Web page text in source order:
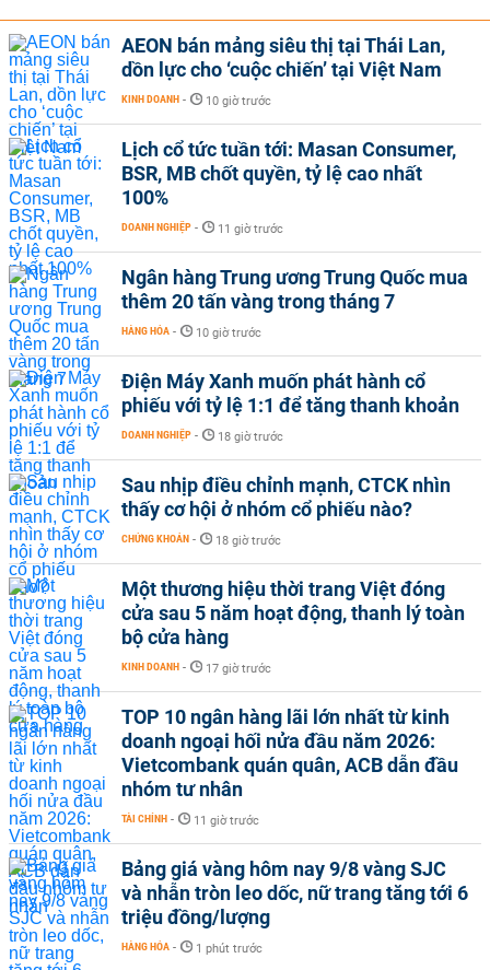
AEON bán mảng siêu thị tại Thái Lan,
dồn lực cho ‘cuộc chiến’ tại Việt Nam
KINH DOANH - 10 giờ trước
Lịch cổ tức tuần tới: Masan Consumer,
BSR, MB chốt quyền, tỷ lệ cao nhất
100%
DOANH NGHIỆP - 11 giờ trước
Ngân hàng Trung ương Trung Quốc mua
thêm 20 tấn vàng trong tháng 7
HÀNG HÓA - 10 giờ trước
Điện Máy Xanh muốn phát hành cổ
phiếu với tỷ lệ 1:1 để tăng thanh khoản
DOANH NGHIỆP - 18 giờ trước
Sau nhịp điều chỉnh mạnh, CTCK nhìn
thấy cơ hội ở nhóm cổ phiếu nào?
CHỨNG KHOÁN - 18 giờ trước
Một thương hiệu thời trang Việt đóng
cửa sau 5 năm hoạt động, thanh lý toàn
bộ cửa hàng
KINH DOANH - 17 giờ trước
TOP 10 ngân hàng lãi lớn nhất từ kinh
doanh ngoại hối nửa đầu năm 2026:
Vietcombank quán quân, ACB dẫn đầu
nhóm tư nhân
TÀI CHÍNH - 11 giờ trước
Bảng giá vàng hôm nay 9/8 vàng SJC
và nhẫn tròn leo dốc, nữ trang tăng tới 6
triệu đồng/lượng
HÀNG HÓA - 1 phút trước